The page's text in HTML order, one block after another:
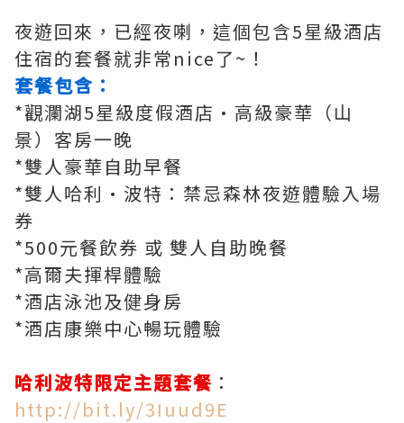
夜遊回來，已經夜喇，這個包含5星級酒店
住宿的套餐就非常nice了~！
套餐包含：
*觀瀾湖5星級度假酒店·高級豪華（山
景）客房一晚
*雙人豪華自助早餐
*雙人哈利·波特：禁忌森林夜遊體驗入場
券
*500元餐飲券 或 雙人自助晚餐
*高爾夫揮桿體驗
*酒店泳池及健身房
*酒店康樂中心暢玩體驗
哈利波特限定主題套餐 ：
http://bit.ly/3Iuud9E